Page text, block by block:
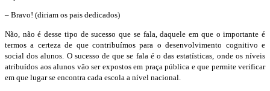
– Bravo! (diriam os pais dedicados)
Não, não é desse tipo de sucesso que se fala, daquele em que o importante é
termos a certeza de que contribuímos para o desenvolvimento cognitivo e
social dos alunos. O sucesso de que se fala é o das estatísticas, onde os níveis
atribuídos aos alunos vão ser expostos em praça pública e que permite verificar
em que lugar se encontra cada escola a nível nacional.